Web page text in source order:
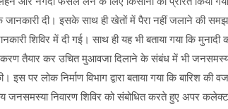
जानकारी दी। इसके साथ ही खेतों में पैरा नहीं जलाने की
शिविर में दी गई। साथ ही यह भी बताया गया कि
तैयार कर उचित मुआवजा दिलाने के संबंध में भी
इस पर लोक निर्माण विभाग द्वारा बताया गया कि
जनसमस्या निवारण शिविर को संबोधित करते हुए अपर